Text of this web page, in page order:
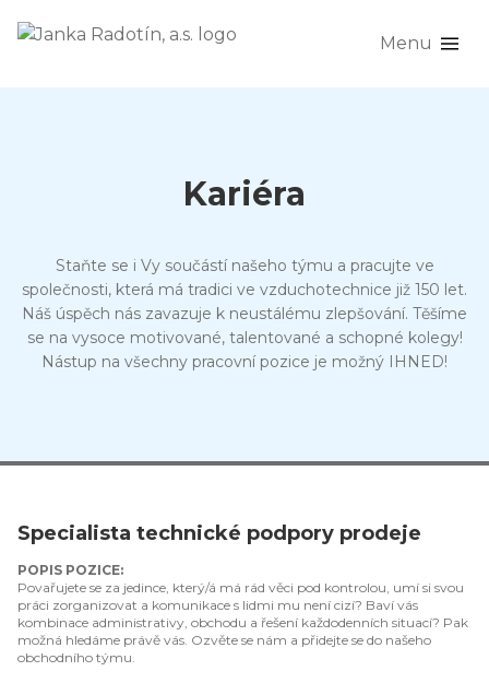
Menu
Kariéra
Staňte se i Vy součástí našeho týmu a pracujte ve
společnosti, která má tradici ve vzduchotechnice již 150 let.
Náš úspěch nás zavazuje k neustálému zlepšování. Těšíme
se na vysoce motivované, talentované a schopné kolegy!
Nástup na všechny pracovní pozice je možný IHNED!
Specialista technické podpory prodeje
POPIS POZICE:
Povařujete se za jedince, který/á má rád věci pod kontrolou, umí si svou
práci zorganizovat a komunikace s lidmi mu není cizí? Baví vás
kombinace administrativy, obchodu a řešení každodenních situací? Pak
možná hledáme právě vás. Ozvěte se nám a přidejte se do našeho
obchodního týmu.